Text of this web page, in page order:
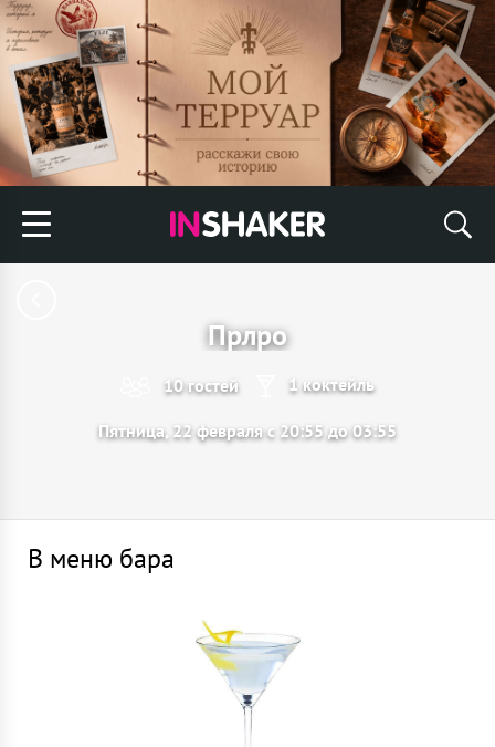
Прлро
10 гостей 1 коктейль
Пятница, 22 февраля с 20:55 до 03:55
В меню бара